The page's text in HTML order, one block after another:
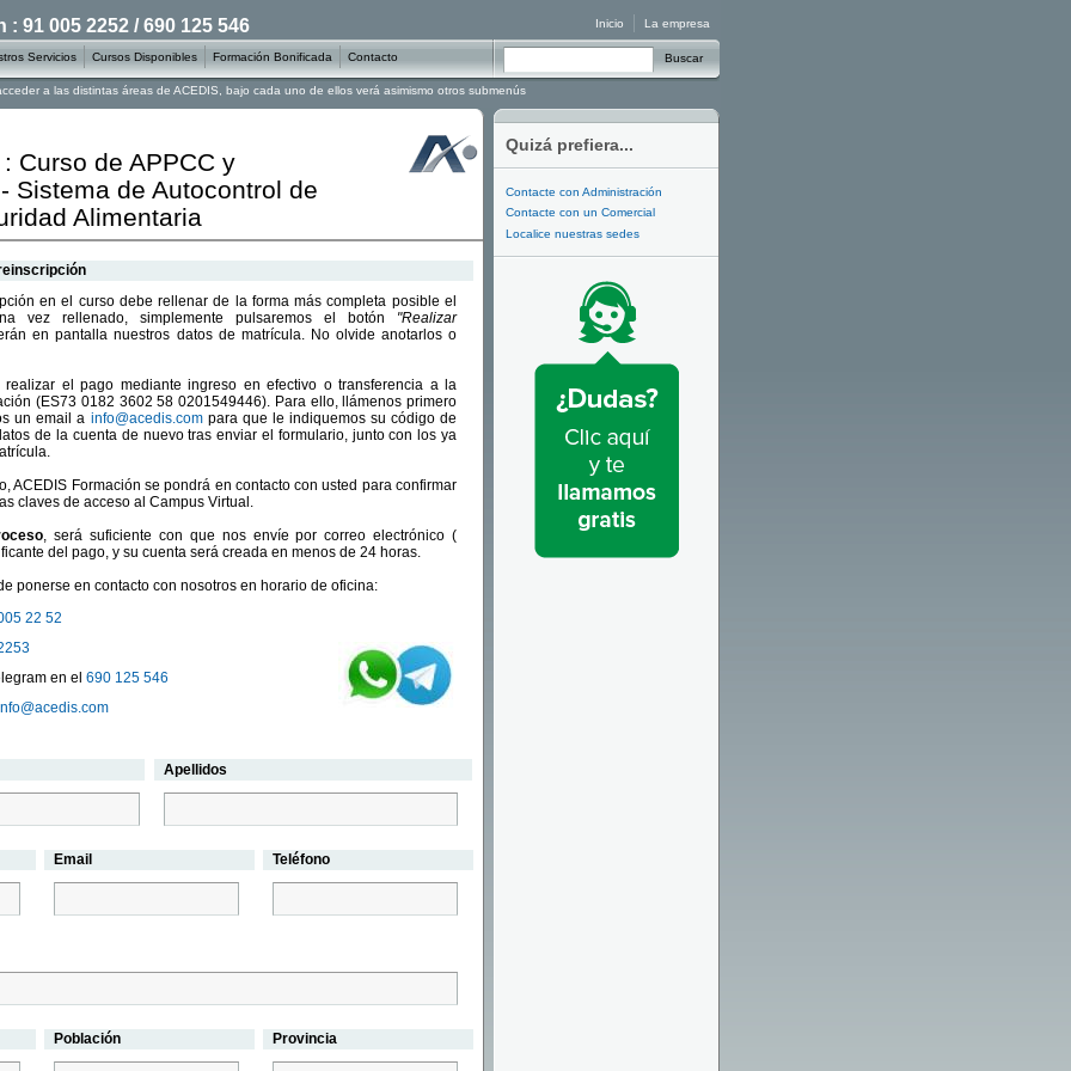
Curso de APPCC y
Sistema de Autocontrol de
Alimentaria
en el curso debe rellenar de la forma más completa posible el
vez rellenado, simplemente pulsaremos el botón "Realizar
en pantalla nuestros datos de matrícula. No olvide anotarlos o
el pago mediante ingreso en efectivo o transferencia a la
(ES73 0182 3602 58 0201549446). Para ello, llámenos primero
un email a info@acedis.compara que le indiquemos su código de
de la cuenta de nuevo tras enviar el formulario, junto con los ya
ACEDIS Formación se pondrá en contacto con usted para confirmar
claves de acceso al Campus Virtual.
, será suficiente con que nos envíe por correo electrónico (
del pago, y su cuenta será creada en menos de 24 horas.
ponerse en contacto con nosotros en horario de oficina:
22 52
en el 690 125 546
Apellidos
Email Teléfono
Población Provincia
Quizá prefiera...
Contacte con Administración
Contacte con un Comercial
Localice nuestras sedes
91 005 2252 / 690 125 546 La empresa
Inicio
Servicios Cursos Disponibles Formación Bonificada Contacto Buscar
a las distintas áreas de ACEDIS, bajo cada uno de ellos verá asimismo otros submenús